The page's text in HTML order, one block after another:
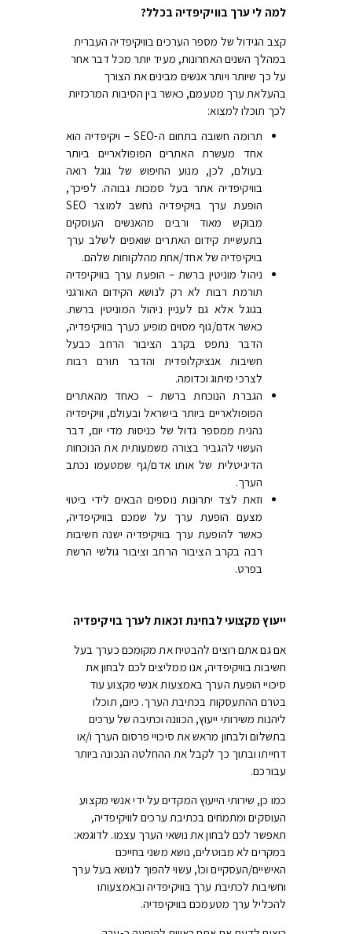
למה לי ערך בוויקיפדיה בכלל?
קצב הגידול של מספר הערכים בוויקיפדיה העברית
במהלך השנים האחרונות, מעיד יותר מכל דבר אחר
על כך שיותר ויותר אנשים מבינים את הצורך
בהעלאת ערך מטעמם, כאשר בין הסיבות המרכזיות
לכך תוכלו למצוא:
תרומה חשובה בתחום ה-SEO – ויקיפדיה הוא
אחד מעשרת האתרים הפופולאריים ביותר
בעולם, לכן, מנוע החיפוש של גוגל רואה
בוויקיפדיה אתר בעל סמכות גבוהה. לפיכך,
הופעת ערך בויקיפדיה נחשב למוצר SEO
מבוקש מאוד ורבים מהאנשים העוסקים
בתעשיית קידום האתרים שואפים לשלב ערך
בויקיפדיה של אחד/אחת מהלקוחות שלהם.
ניהול מוניטין ברשת – הופעת ערך בוויקיפדיה
תורמת רבות לא רק לנושא הקידום האורגני
בגוגל אלא גם לעניין ניהול המוניטין ברשת.
כאשר אדם/גוף מסוים מופיע כערך בוויקיפדיה,
הדבר נתפס בקרב הציבור הרחב כבעל
חשיבות אנציקלופדית והדבר תורם רבות
לצרכי מיתוג וכדומה.
הגברת הנוכחת ברשת – כאחד מהאתרים
הפופולאריים ביותר בישראל ובעולם, וויקיפדיה
נהנית ממספר גדול של כניסות מדי יום, דבר
העשוי להגביר בצורה משמעותית את הנוכחות
הדיגיטלית של אותו אדם/גף שמטעמו נכתב
הערך.
וזאת לצד יתרונות נוספים הבאים לידי ביטוי
מצעם הופעת ערך על שמכם בוויקיפדיה,
כאשר להופעת ערך בוויקיפדיה ישנה חשיבות
רבה בקרב הציבור הרחב וציבור גולשי הרשת
בפרט.
ייעוץ מקצועי לבחינת זכאות לערך בויקיפדיה
אם גם אתם רוצים להבטיח את מקומכם כערך בעל
חשיבות בוויקיפדיה, אנו ממליצים לכם לבחון את
סיכויי הופעת הערך באמצעות אנשי מקצוע עוד
בטרם ההתעסקות בכתיבת הערך. כיום, תוכלו
ליהנות משירותי ייעוץ, הכוונה וכתיבה של ערכים
בתשלום ולבחון מראש את סיכויי פרסום הערך ו/או
דחייתו ובתוך כך לקבל את ההחלטה הנכונה ביותר
עבורכם.
כמו כן, שירותי הייעוץ המקדים על ידי אנשי מקצוע
העוסקים ומתמחים בכתיבת ערכים לוויקיפדיה,
תאפשר לכם לבחון את נושאי הערך עצמו. לדוגמא:
במקרים לא מבוטלים, נושא משני בחייכם
האישיים/העסקיים וכו', עשוי להפוך לנושא בעל ערך
וחשיבות לכתיבת ערך בוויקיפדיה ובאמצעותו
להכליל ערך מטעמכם בוויקיפדיה.